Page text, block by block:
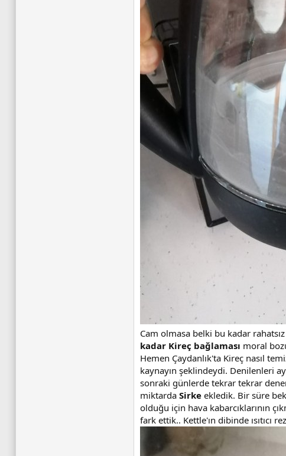
Cam olmasa belki bu kadar
kadar Kireç bağlaması moral
Hemen Çaydanlık'ta Kireç nasıl
kaynayın şeklindeydi. Denilenleri
sonraki günlerde tekrar tekrar
miktarda Sirke ekledik. Bir süre
olduğu için hava kabarcıklarının
fark ettik.. Kettle'ın dibinde ısıtıcı